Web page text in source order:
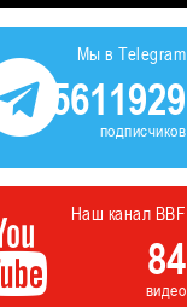
Мы в Telegram
5611929
подписчиков
Наш канал BBF
84
видео